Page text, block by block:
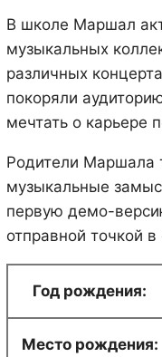
В школе Маршал
музыкальных
различных
покоряли
мечтать о карьере
Родители Маршала
музыкальные
первую демо-
отправной точкой
Год рождения:
Место рождения: